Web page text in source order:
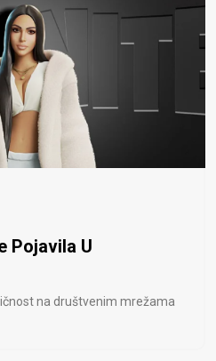
Pojavila U
na društvenim mrežama